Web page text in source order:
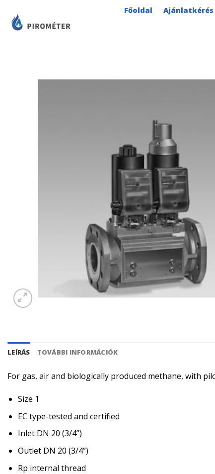
content
Főoldal Ajánlatkérés
LEÍRÁS TOVÁBBI INFORMÁCIÓK
For gas, air and biologically produced methane, with
Size 1
EC type-tested and certified
Inlet DN 20 (3/4”)
Outlet DN 20 (3/4”)
Rp internal thread